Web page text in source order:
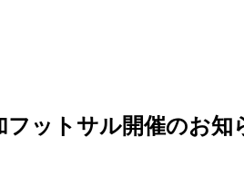
ットサル開催のお知